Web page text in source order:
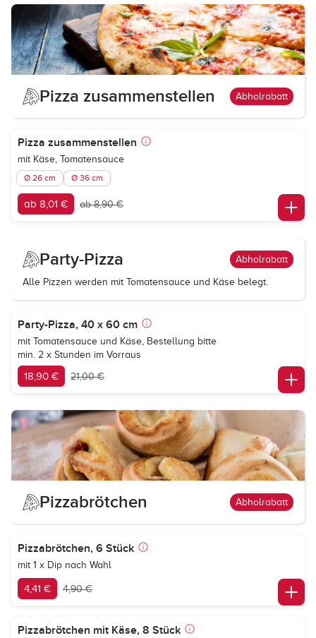
Pizza zusammenstellen Abholrabatt
Pizza zusammenstellen
mit Käse, Tomatensauce
Ø 26 cm Ø 36 cm
ab 8,01 € ab 8,90 €
Party-Pizza Abholrabatt
Alle Pizzen werden mit Tomatensauce und Käse belegt.
Party-Pizza, 40 x 60 cm
mit Tomatensauce und Käse, Bestellung bitte
min. 2 x Stunden im Vorraus
18,90 € 21,00 €
Pizzabrötchen Abholrabatt
Pizzabrötchen, 6 Stück
mit 1 x Dip nach Wahl
4,41 € 4,90 €
Pizzabrötchen mit Käse, 8 Stück